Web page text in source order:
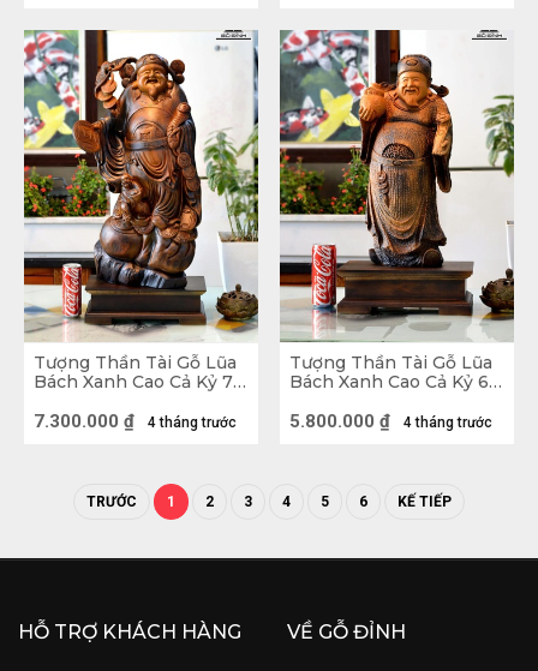
Tượng Thần Tài Gỗ Lũa
Bách Xanh Cao Cả Kỷ 75
Kỷ Cao 10 (cm)4 tháng trước
7.300.000 ₫
Tượng Thần Tài Gỗ Lũa
Bách Xanh Cao Cả Kỷ 61
Kỷ Cao 10 (cm)4 tháng trước
5.800.000 ₫
TRƯỚC 1 2 3 4 5 6 KẾ TIẾP
HỖ TRỢ KHÁCH HÀNG VỀ GỖ ĐỈNH